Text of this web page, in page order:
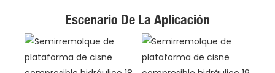
Escenario De La Aplicación